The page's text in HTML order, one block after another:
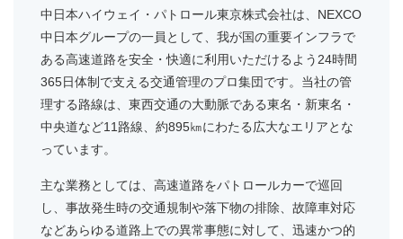
中日本ハイウェイ・パトロール東京株式会社は、NEXCO
中日本グループの一員として、我が国の重要インフラで
ある高速道路を安全・快適に利用いただけるよう24時間
365日体制で支える交通管理のプロ集団です。当社の管
理する路線は、東西交通の大動脈である東名・新東名・
中央道など11路線、約895㎞にわたる広大なエリアとな
っています。
主な業務としては、高速道路をパトロールカーで巡回
し、事故発生時の交通規制や落下物の排除、故障車対応
などあらゆる道路上での異常事態に対して、迅速かつ的